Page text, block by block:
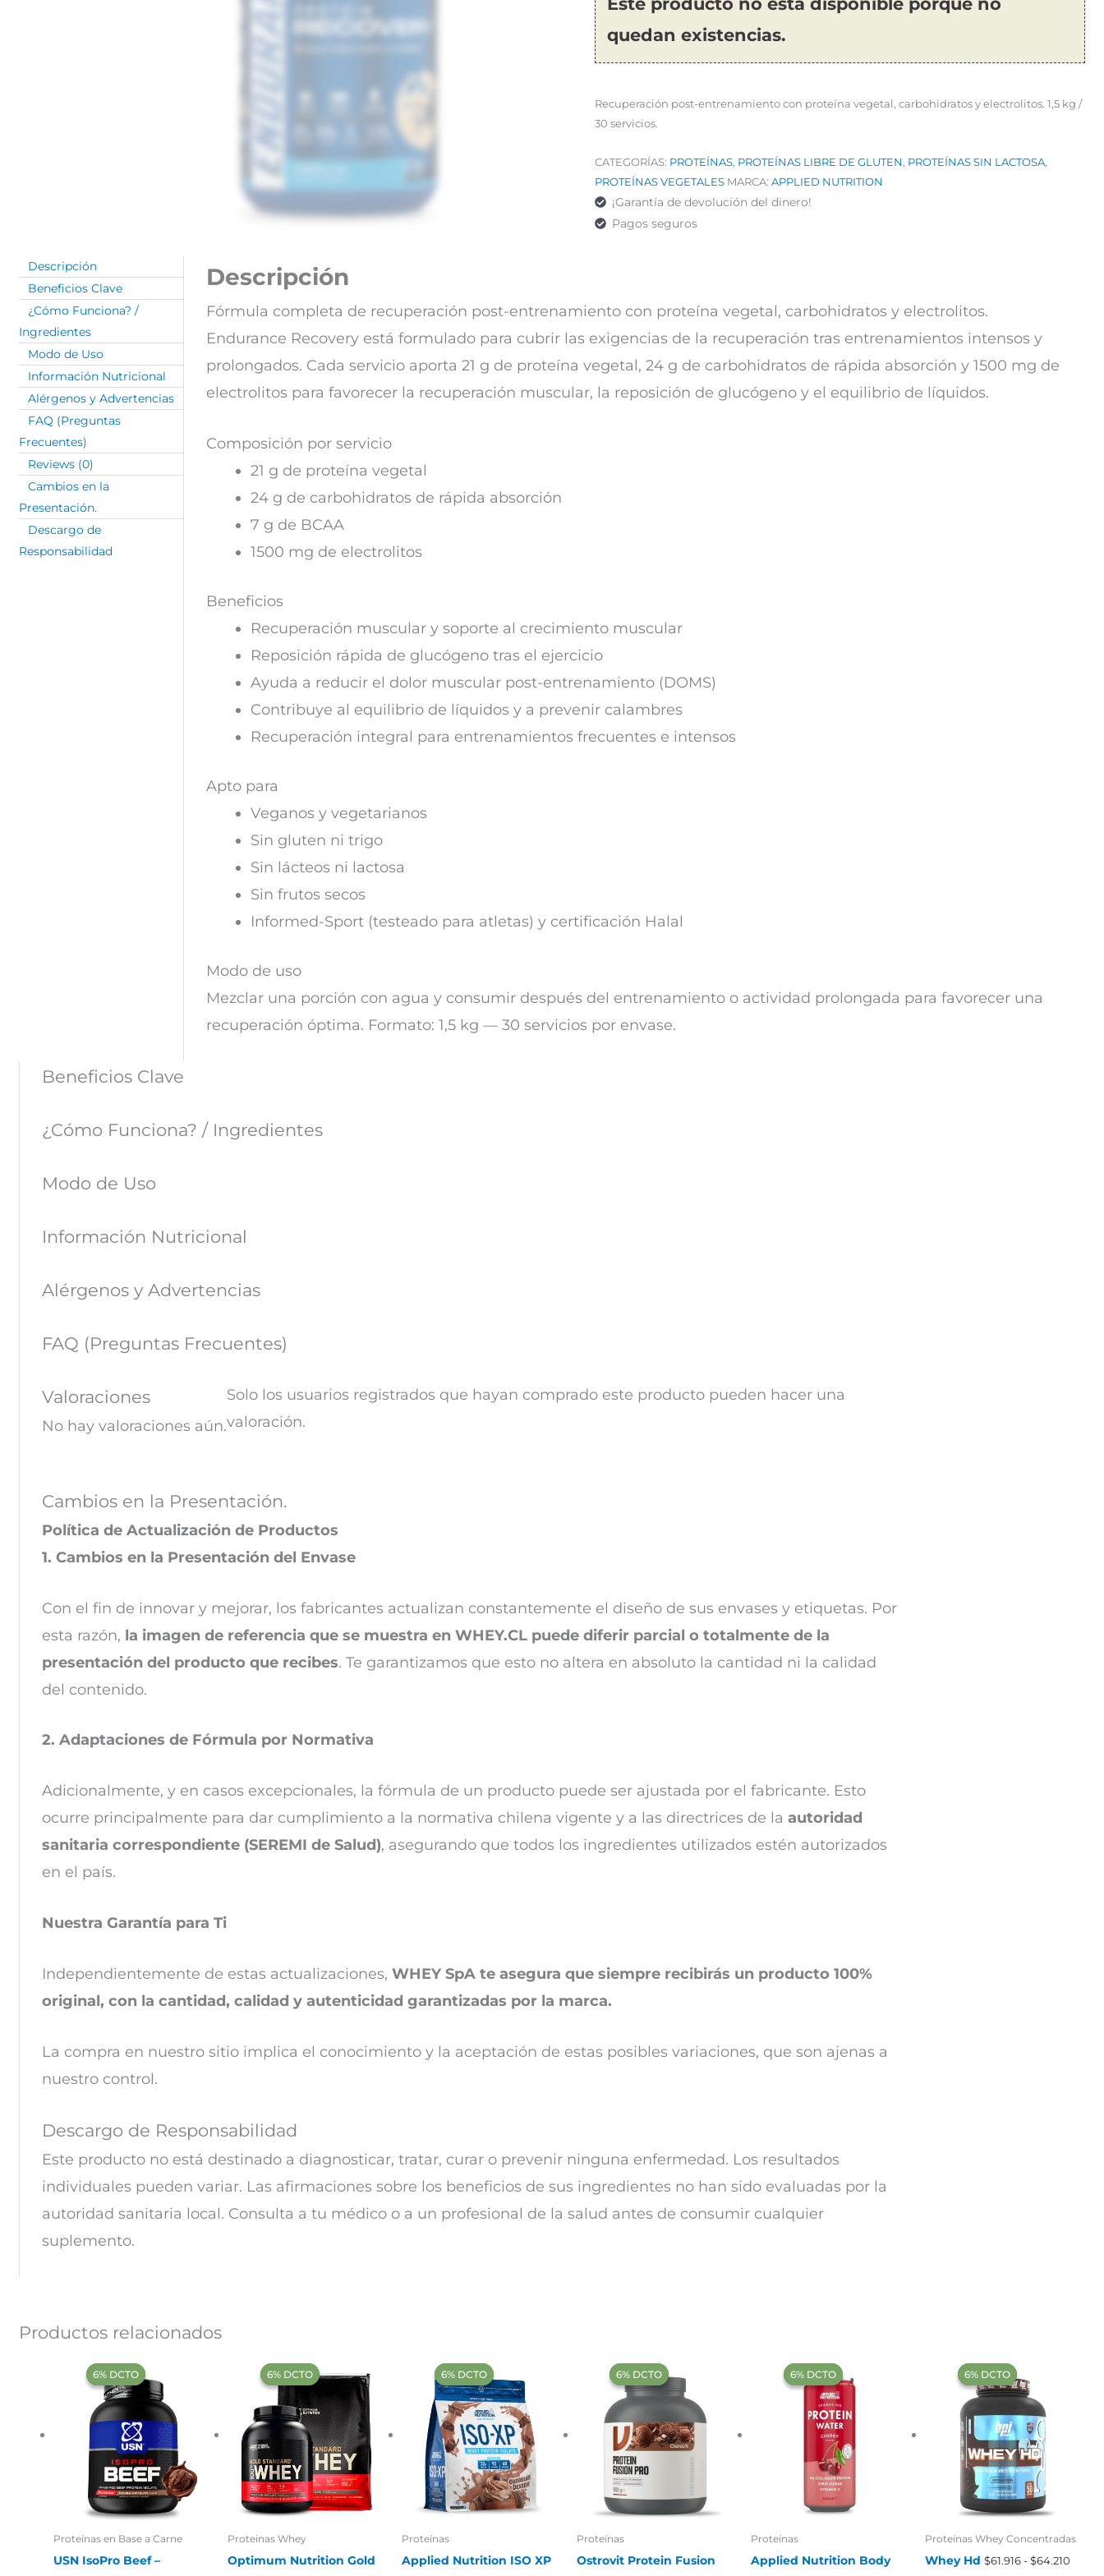
quedan existencias.
Recuperación post-entrenamiento con proteína vegetal, carbohidratos y electrolitos. 1,5 kg /
30 servicios.
CATEGORÍAS: PROTEÍNAS, PROTEÍNAS LIBRE DE GLUTEN, PROTEÍNAS SIN LACTOSA,
PROTEÍNAS VEGETALES MARCA: APPLIED NUTRITION
¡Garantía de devolución del dinero!
Pagos seguros
Descripción
Beneficios Clave
¿Cómo Funciona? /
Ingredientes
Modo de Uso
Información Nutricional
Alérgenos y Advertencias
FAQ (Preguntas
Frecuentes)
Reviews (0)
Cambios en la
Presentación.
Descargo de
Responsabilidad
Descripción
Fórmula completa de recuperación post-entrenamiento con proteína vegetal, carbohidratos y electrolitos.
Endurance Recovery está formulado para cubrir las exigencias de la recuperación tras entrenamientos intensos y
prolongados. Cada servicio aporta 21 g de proteína vegetal, 24 g de carbohidratos de rápida absorción y 1500 mg de
electrolitos para favorecer la recuperación muscular, la reposición de glucógeno y el equilibrio de líquidos.
Composición por servicio
21 g de proteína vegetal
24 g de carbohidratos de rápida absorción
7 g de BCAA
1500 mg de electrolitos
Beneficios
Recuperación muscular y soporte al crecimiento muscular
Reposición rápida de glucógeno tras el ejercicio
Ayuda a reducir el dolor muscular post-entrenamiento (DOMS)
Contribuye al equilibrio de líquidos y a prevenir calambres
Recuperación integral para entrenamientos frecuentes e intensos
Apto para
Veganos y vegetarianos
Sin gluten ni trigo
Sin lácteos ni lactosa
Sin frutos secos
Informed-Sport (testeado para atletas) y certificación Halal
Modo de uso
Mezclar una porción con agua y consumir después del entrenamiento o actividad prolongada para favorecer una
recuperación óptima. Formato: 1,5 kg — 30 servicios por envase.
Beneficios Clave
¿Cómo Funciona? / Ingredientes
Modo de Uso
Información Nutricional
Alérgenos y Advertencias
FAQ (Preguntas Frecuentes)
Valoraciones
No hay valoraciones aún.
Solo los usuarios registrados que hayan comprado este producto pueden hacer una
valoración.
Cambios en la Presentación.
Política de Actualización de Productos
1. Cambios en la Presentación del Envase
Con el fin de innovar y mejorar, los fabricantes actualizan constantemente el diseño de sus envases y etiquetas. Por
esta razón, la imagen de referencia que se muestra en WHEY.CL puede diferir parcial o totalmente de la
presentación del producto que recibes. Te garantizamos que esto no altera en absoluto la cantidad ni la calidad
del contenido.
2. Adaptaciones de Fórmula por Normativa
Adicionalmente, y en casos excepcionales, la fórmula de un producto puede ser ajustada por el fabricante. Esto
ocurre principalmente para dar cumplimiento a la normativa chilena vigente y a las directrices de la autoridad
sanitaria correspondiente (SEREMI de Salud), asegurando que todos los ingredientes utilizados estén autorizados
en el país.
Nuestra Garantía para Ti
Independientemente de estas actualizaciones, WHEY SpA te asegura que siempre recibirás un producto 100%
original, con la cantidad, calidad y autenticidad garantizadas por la marca.
La compra en nuestro sitio implica el conocimiento y la aceptación de estas posibles variaciones, que son ajenas a
nuestro control.
Descargo de Responsabilidad
Este producto no está destinado a diagnosticar, tratar, curar o prevenir ninguna enfermedad. Los resultados
individuales pueden variar. Las afirmaciones sobre los beneficios de sus ingredientes no han sido evaluadas por la
autoridad sanitaria local. Consulta a tu médico o a un profesional de la salud antes de consumir cualquier
suplemento.
Productos relacionados
‍6% DCTO‍‍
‍6% DCTO‍‍
Proteínas en Base a Carne
USN IsoPro Beef –
‍6% DCTO‍‍
‍6% DCTO‍‍
Proteinas Whey
Optimum Nutrition Gold
‍6% DCTO‍‍
‍6% DCTO‍‍
Proteínas
Applied Nutrition ISO XP
‍6% DCTO‍‍
‍6% DCTO‍‍
Proteínas
Ostrovit Protein Fusion
‍6% DCTO‍‍
‍6% DCTO‍‍
Proteínas
Applied Nutrition Body
‍6% DCTO‍‍
‍6% DCTO‍‍
Proteínas Whey Concentradas
Whey Hd $61.916 - $64.210